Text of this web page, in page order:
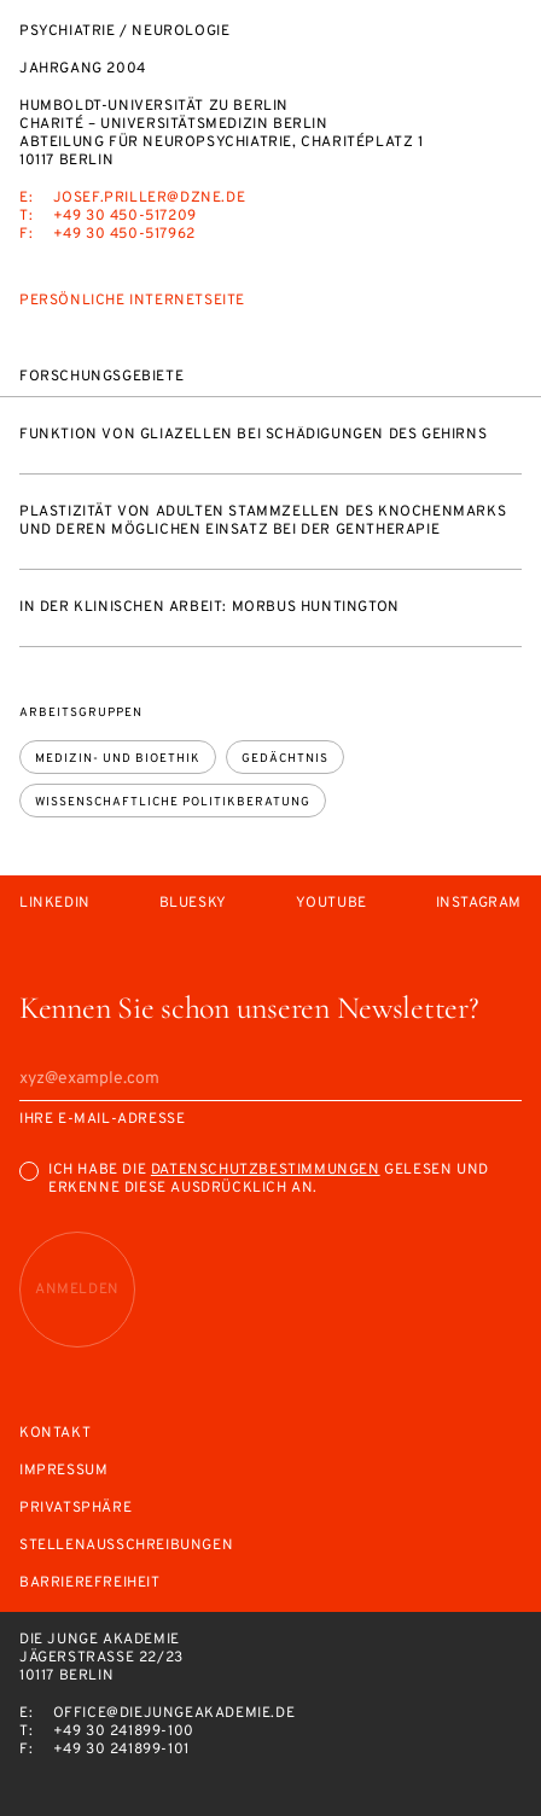
PSYCHIATRIE / NEUROLOGIE
JAHRGANG 2004
HUMBOLDT-UNIVERSITÄT ZU BERLIN
CHARITÉ – UNIVERSITÄTSMEDIZIN BERLIN
ABTEILUNG FÜR NEUROPSYCHIATRIE, CHARITÉPLATZ 1
10117 BERLIN
E:
JOSEF.PRILLER@DZNE.DE
T:
+49 30 450-517209
F:
+49 30 450-517962
PERSÖNLICHE INTERNETSEITE
FORSCHUNGSGEBIETE
FUNKTION VON GLIAZELLEN BEI SCHÄDIGUNGEN DES GEHIRNS
PLASTIZITÄT VON ADULTEN STAMMZELLEN DES KNOCHENMARKS
UND DEREN MÖGLICHEN EINSATZ BEI DER GENTHERAPIE
IN DER KLINISCHEN ARBEIT: MORBUS HUNTINGTON
ARBEITSGRUPPEN
MEDIZIN- UND BIOETHIK GEDÄCHTNIS
WISSENSCHAFTLICHE POLITIKBERATUNG
Kennen Sie schon unseren Newsletter?
IHRE E-MAIL-ADRESSE
ICH HABE DIEDATENSCHUTZBESTIMMUNGENGELESEN UND
ERKENNE DIESE AUSDRÜCKLICH AN.
ANMELDEN
LINKEDIN BLUESKY YOUTUBE INSTAGRAM
KONTAKT
IMPRESSUM
PRIVATSPHÄRE
STELLENAUSSCHREIBUNGEN
BARRIEREFREIHEIT
DIE JUNGE AKADEMIE
JÄGERSTRASSE 22/23
10117 BERLIN
E:
OFFICE@DIEJUNGEAKADEMIE.DE
T:
+49 30 241899-100
F:
+49 30 241899-101